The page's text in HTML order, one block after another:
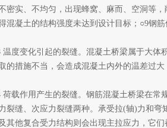
密实、不均匀，出现蜂窝、麻而、空洞等
混凝土的结构强度未达到设计目标；○9钢筋
变化引起的裂缝。混凝土桥梁属于大体
的措施不当，会造成混凝土内外的温差过
作用产生的裂缝。钢筋混凝土桥梁在常
裂缝、次应力裂缝两种。承受拉(轴)力和
其他复合受力结构则会出现主拉应力，它